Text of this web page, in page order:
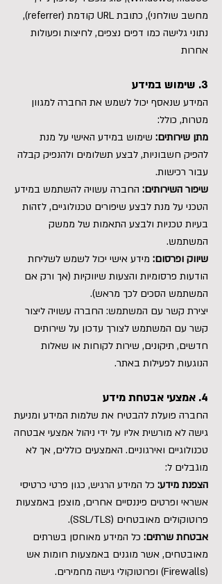
מחשב שולחני), כתובת URL קודמת (referrer),
נתוני גלישה כמו דפים נצפים, לחיצות ופעולות
אחרות
3. שימוש במידע
המידע שנאסף יכול לשמש את החברה למגוון
מטרות, כולל:
מתן שירותים: שימוש במידע האישי על מנת
להפיק חשבוניות, לבצע תשלומים ולהנפיק קבלה
עבור רכישות.
שיפור השירותים: החברה עשויה להשתמש במידע
הטכני על מנת לבצע שיפורים טכנולוגיים, לזהות
בעיות טכניות ולבצע התאמות של ממשק
המשתמש.
שיווק ופרסום: מידע אישי יכול לשמש לשליחת
הודעות פרסומיות והצעות שיווקיות (אך ורק אם
המשתמש הסכים לכך מראש).
יצירת קשר עם המשתמש: החברה עשויה ליצור
קשר עם המשתמש לצורך עדכון על שירותים
חדשים, תיקונים, שירות לקוחות או שאלות
הנוגעות לפעילות באתר.
4. אמצעי אבטחת מידע
החברה פועלת להבטיח את שלמות המידע ומניעת
גישה לא מורשית אליו על ידי ניהול אמצעי אבטחה
טכנולוגיים ואירגוניים. האמצעים כוללים, אך לא
מוגבלים ל:
הצפנת מידע: כל המידע הרגיש, כגון פרטי כרטיסי
אשראי ופרטים פיננסיים אחרים, מוצפן באמצעות
פרוטוקולים מאובטחים (SSL/TLS).
אבטחת שרתים: כל המידע מאוחסן בשרתים
מאובטחים, אשר מוגנים באמצעות חומות אש
(Firewalls) ופרוטוקולי גישה מחמירים.